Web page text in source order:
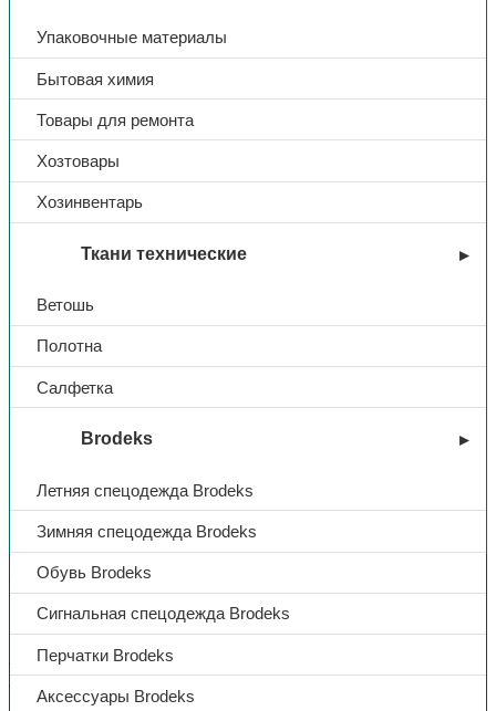
Упаковочные материалы
Бытовая химия
Товары для ремонта
Хозтовары
Хозинвентарь
Ткани технические
Ветошь
Полотна
Салфетка
Brodeks
Летняя спецодежда Brodeks
Зимняя спецодежда Brodeks
Обувь Brodeks
Сигнальная спецодежда Brodeks
Перчатки Brodeks
Аксессуары Brodeks
Вы недавно смотрели
Контакты
+7 (831) 214-01-31
+7 (831) 214-01-51